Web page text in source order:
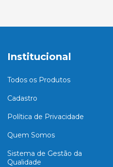
Institucional
Todos os Produtos
Cadastro
Política de Privacidade
Quem Somos
Sistema de Gestão da
Qualidade